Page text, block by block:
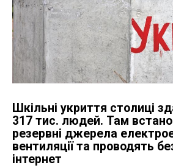
Шкільні укриття столиці
317 тис. людей. Там
резервні джерела
вентиляції та проводять
інтернет